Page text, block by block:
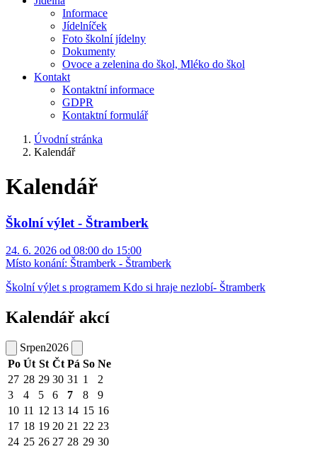
Informace
Jídelníček
Foto školní jídelny
Dokumenty
Ovoce a zelenina do škol, Mléko do škol
Kontakt
Kontaktní informace
GDPR
Kontaktní formulář
Úvodní stránka
Kalendář
Kalendář
Školní výlet - Štramberk
24. 6. 2026 od 08:00 do 15:00
Místo konání: Štramberk - Štramberk
Školní výlet s programem Kdo si hraje nezlobí- Štramberk
Kalendář akcí
Srpen2026
Po Út St Čt Pá So Ne
27 28 29 30 31 1
2
3
4 5 6 7 8
9
10 11 12 13 14 15 16
17 18 19 20 21 22 23
24 25 26 27 28 29 30